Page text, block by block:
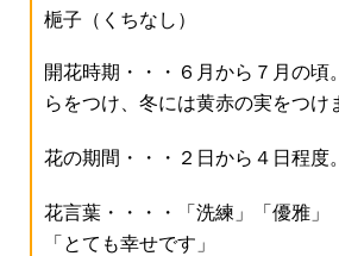
梔子（くちなし）
開花時期・・・６月から７月の頃
らをつけ、冬には黄赤の実をつけ
花の期間・・・２日から４日程度。
花言葉・・・・「洗練」「優雅」
「とても幸せです」